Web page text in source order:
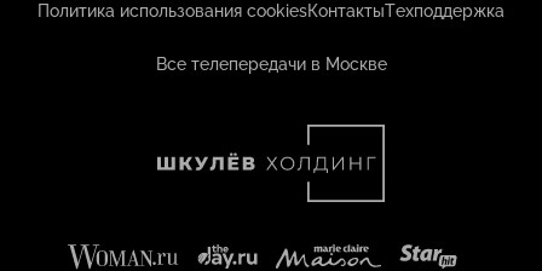
Политика использования cookiesКонтактыТехподдержка
Все телепередачи в Москве